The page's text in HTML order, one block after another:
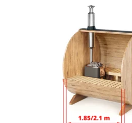
29
000 kr.
kan
velges
på